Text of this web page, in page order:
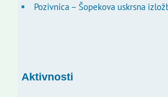
Pozivnica – Šopekova uskrsna
Aktivnosti